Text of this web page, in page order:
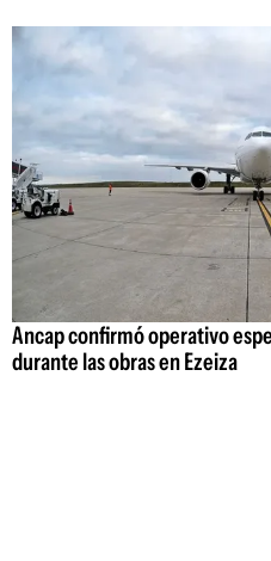
Ancap confirmó operativo
durante las obras en Ezeiza